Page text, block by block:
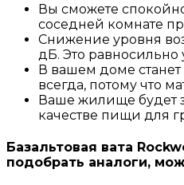
Вы сможете
соседней комнате
Снижение уровня
дБ. Это равносильно
В вашем доме станет
всегда, потому что
Ваше жилище будет
качестве пищи для
Базальтовая вата
подобрать аналоги,